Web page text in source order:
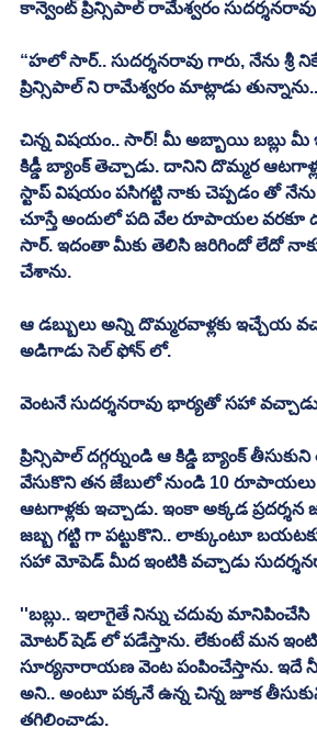
కాన్వెంట్ ప్రిన్సిపాల్ రామేశ్వరం
“హలో సార్.. సుదర్శనరావు గారు, నేను శ్రీ
ప్రిన్సిపాల్ ని రామేశ్వరం మాట్లాడు తున్నాను..
చిన్న విషయం.. సార్! మీ అబ్బాయి బబ్లు మీ
కిడ్డీ బ్యాంక్ తెచ్చాడు. దానిని దొమ్మర
స్టాప్ విషయం పసిగట్టి నాకు చెప్పడం తో నేను
చూస్తే అందులో పది వేల రూపాయల వరకూ
సార్. ఇదంతా మీకు తెలిసి జరిగిందో లేదో
చేశాను.
ఆ డబ్బులు అన్ని దొమ్మరవాళ్లకు ఇచ్చేయ
అడిగాడు సెల్ ఫోన్ లో.
వెంటనే సుదర్శనరావు భార్యతో సహా
ప్రిన్సిపాల్ దగ్గర్నుండి ఆ కిడ్డి బ్యాంక్
వేసుకొని తన జేబులో నుండి 10
ఆటగాళ్లకు ఇచ్చాడు. ఇంకా అక్కడ ప్రదర్శన
జబ్బ గట్టి గా పట్టుకొని.. లాక్కుంటూ
సహా మోపెడ్ మీద ఇంటికి వచ్చాడు
''బబ్లు.. ఇలాగైతే నిన్ను చదువు మానిపించేసి
మోటర్ షెడ్ లో పడేస్తాను. లేకుంటే మన ఇంటి
సూర్యనారాయణ వెంట పంపించేస్తాను. ఇదే
అని.. అంటూ పక్కనే ఉన్న చిన్న జూక
తగిలించాడు.